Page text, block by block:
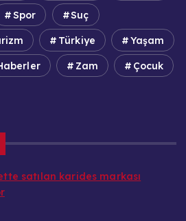
Spor Suç
Türkiye Yaşam
Zam Çocuk
satılan karides markası